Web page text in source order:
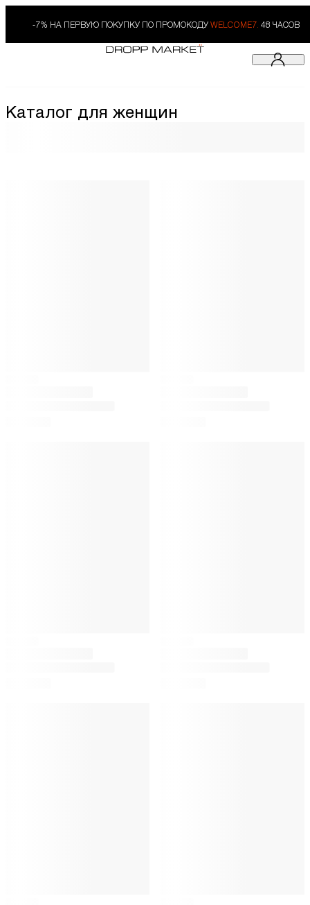
-7% НА ПЕРВУЮ ПОКУПКУ ПО ПРОМОКОДУ WELCOME7. 48 ЧАСОВ
Каталог для женщин